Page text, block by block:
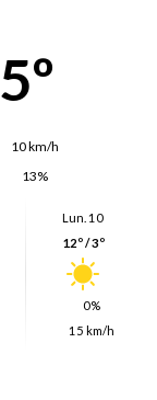
5º
10 km/h
13%
Lun. 10
12º / 3º
0%
15 km/h